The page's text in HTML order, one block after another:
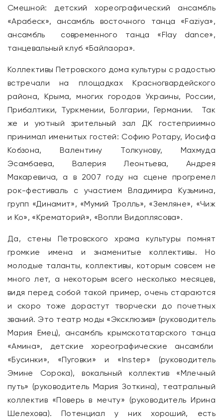
Смешной: детский хореографический ансамбль
«Арабеск», ансамбль восточного танца «Faziya»,
ансамбль современного танца «Flay dance»,
танцевальный клуб «Байлаора».
Коллективы Петровского дома культуры с радостью
встречали на площадках Красногвардейского
района, Крыма, многих городов Украины, России,
Прибалтики, Туркмении, Болгарии, Германии. Так
же и уютный зрительный зал ДК гостеприимно
принимал именитых гостей: Софию Ротару, Иосифа
Кобзона, Валентину Толкунову, Махмуда
Эсамбаева, Валерия Леонтьева, Андрея
Макаревича, а в 2007 году на сцене прогремел
рок-фестиваль с участием Владимира Кузьмина,
групп «Динамит», «Мумий Тролль», «Земляне», «Чиж
и Ко», «Крематорий», «Вопли Видоплясова».
Да, стены Петровского храма культуры помнят
громкие имена и знаменитые коллективы. Но
молодые таланты, коллективы, которым совсем не
много лет, а некоторым всего несколько месяцев,
видя перед собой такой пример, очень стараются
и скоро тоже дорастут творчески до почетных
званий. Это театр моды «Эксклюзив» (руководитель
Мария Емец), ансамбль крымскотатарского танца
«Амина», детские хореографические ансамбли
«Бусинки», «Пуговки» и «Instep» (руководитель
Эмине Сорока), вокальный коллектив «Млечный
путь» (руководитель Мария Зоткина), театральный
коллектив «Поверь в мечту» (руководитель Ирина
Шелехова). Потенциал у них хороший, есть